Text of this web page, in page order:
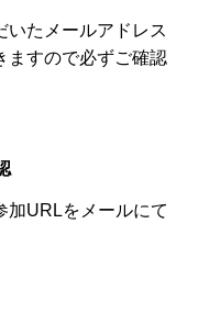
たメールアドレス
ますので必ずご確認
URLをメールにて